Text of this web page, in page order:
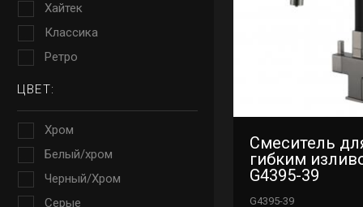
Хайтек
Классика
Ретро
ЦВЕТ:
Хром
Белый/хром
Черный/Хром
Серые
Смеситель
гибким
G4395-39
G4395-39